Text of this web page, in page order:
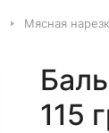
Мясная
115